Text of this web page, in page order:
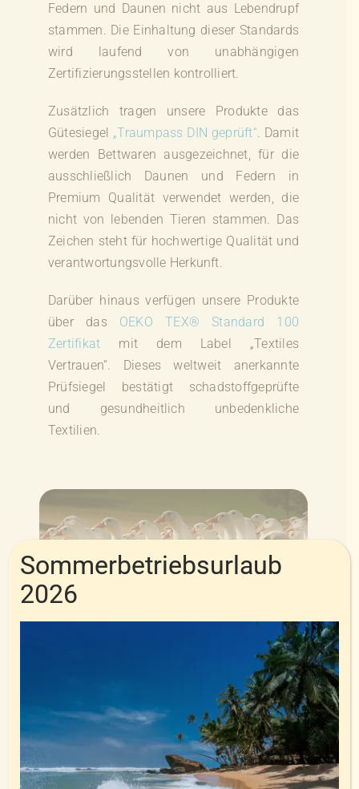
Federn und Daunen nicht aus Lebendrupf
stammen. Die Einhaltung dieser Standards
wird laufend von unabhängigen
Zertifizierungsstellen kontrolliert.
Zusätzlich tragen unsere Produkte das
Gütesiegel „Traumpass DIN geprüft“. Damit
werden Bettwaren ausgezeichnet, für die
ausschließlich Daunen und Federn in
Premium Qualität verwendet werden, die
nicht von lebenden Tieren stammen. Das
Zeichen steht für hochwertige Qualität und
verantwortungsvolle Herkunft.
Darüber hinaus verfügen unsere Produkte
über das OEKO TEX® Standard 100
Zertifikat mit dem Label „Textiles
Vertrauen“. Dieses weltweit anerkannte
Prüfsiegel bestätigt schadstoffgeprüfte
und gesundheitlich unbedenkliche
Textilien.
Sommerbetriebsurlaub
2026